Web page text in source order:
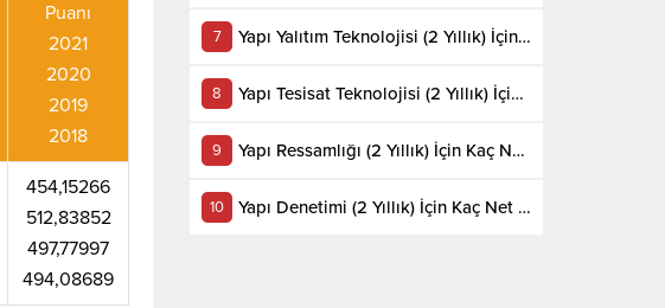
Puanı
2021
2020
2019
2018
454,15266
512,83852
497,77997
494,08689
Yapı Yalıtım Teknolojisi (2 Yıllık) İçin Kaç Net Gerekir 2022
Yapı Tesisat Teknolojisi (2 Yıllık) İçin Kaç Net Gerekir 2022
Yapı Ressamlığı (2 Yıllık) İçin Kaç Net Gerekir 2022
Yapı Denetimi (2 Yıllık) İçin Kaç Net Gerekir 2022